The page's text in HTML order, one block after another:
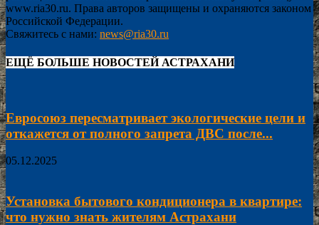
www.ria30.ru. Права авторов защищены и охраняются законом
Российской Федерации.
Свяжитесь с нами: news@ria30.ru
ЕЩЁ БОЛЬШЕ НОВОСТЕЙ АСТРАХАНИ
Евросоюз пересматривает экологические цели и
откажется от полного запрета ДВС после...
05.12.2025
Установка бытового кондиционера в квартире:
что нужно знать жителям Астрахани